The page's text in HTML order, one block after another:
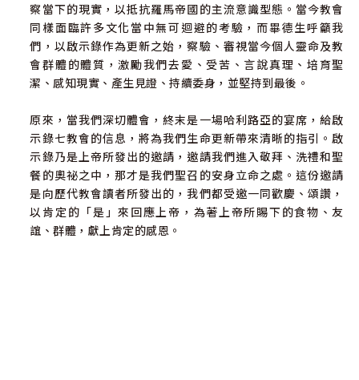
察當下的現實，以抵抗羅馬帝國的主流意識型態。當今教會
同樣面臨許多文化當中無可迴避的考驗，而畢德生呼籲我
們，以啟示錄作為更新之始，察驗、審視當今個人靈命及教
會群體的體質，激勵我們去愛、受苦、言說真理、培育聖
潔、感知現實、產生見證、持續委身，並堅持到最後。
原來，當我們深切體會，終末是一場哈利路亞的宴席，給啟
示錄七教會的信息，將為我們生命更新帶來清晰的指引。啟
示錄乃是上帝所發出的邀請，邀請我們進入敬拜、洗禮和聖
餐的奧祕之中，那才是我們聖召的安身立命之處。這份邀請
是向歷代教會讀者所發出的，我們都受邀一同歡慶、頌讚，
以肯定的「是」來回應上帝，為著上帝所賜下的食物、友
誼、群體，獻上肯定的感恩。